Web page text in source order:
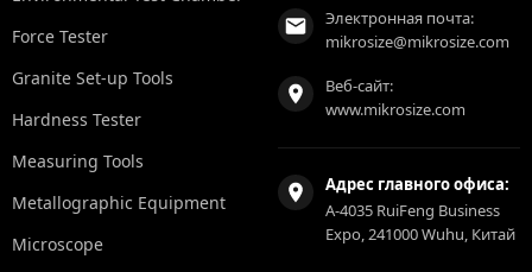
Force Tester
Granite Set-up Tools
Hardness Tester
Measuring Tools
Metallographic Equipment
Microscope
Электронная почта:
mikrosize@mikrosize.com
Веб-сайт:
www.mikrosize.com
Адрес главного офиса:
A-4035 RuiFeng Business
Expo, 241000 Wuhu, Китай